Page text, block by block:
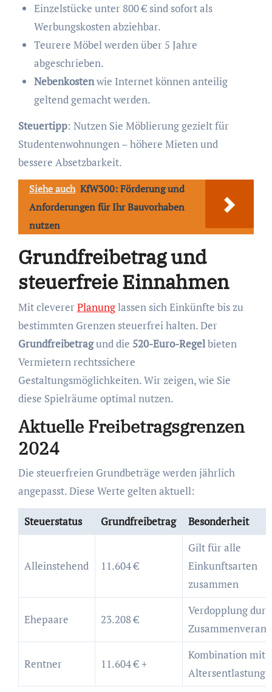
Einzelstücke unter 800 € sind sofort als
Werbungskosten abziehbar.
Teurere Möbel werden über 5 Jahre
abgeschrieben.
Nebenkostenwie Internet können anteilig
geltend gemacht werden.
Steuertipp: Nutzen Sie Möblierung gezielt für
Studentenwohnungen – höhere Mieten und
bessere Absetzbarkeit.
Siehe auch KfW300: Förderung und
Anforderungen für Ihr Bauvorhaben
nutzen
Grundfreibetrag und
steuerfreie Einnahmen
Mit clevererPlanunglassen sich Einkünfte bis zu
bestimmten Grenzen steuerfrei halten. Der
Grundfreibetragund die 520-Euro-Regelbieten
Vermietern rechtssichere
Gestaltungsmöglichkeiten. Wir zeigen, wie Sie
diese Spielräume optimal nutzen.
Aktuelle Freibetragsgrenzen
2024
Die steuerfreien Grundbeträge werden jährlich
angepasst. Diese Werte gelten aktuell:
Steuerstatus Grundfreibetrag Besonderheit
Alleinstehend 11.604 €
Gilt für alle
Einkunftsarten
zusammen
Ehepaare 23.208 €
Verdopplung
Rentner 11.604 € +
Kombination mit